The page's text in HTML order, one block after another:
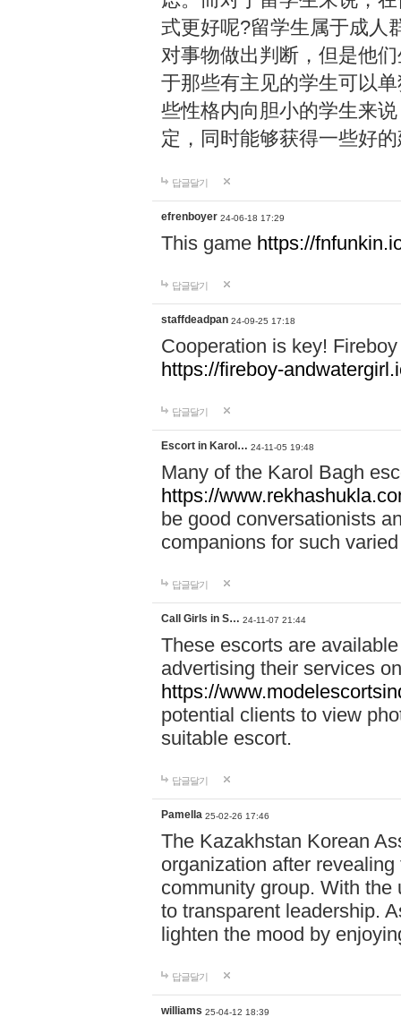
式更好呢?留学生属于成人
对事物做出判断，但是他
于那些有主见的学生可以
些性格内向胆小的学生来
定，同时能够获得一些好
답글달기
efrenboyer 24-06-18 17:29
This game https://
답글달기
staffdeadpan 24-09-25 17:18
Cooperation is key!
https://fireboy-
답글달기
Escort in Karol… 24-11-05 19:48
Many of the Karol Bagh
https://
be good conversationists
companions for such
답글달기
Call Girls in S… 24-11-07 21:44
These escorts are
advertising their services
https://
potential clients to view
suitable escort.
답글달기
Pamella 25-02-26 17:46
The Kazakhstan Korean
organization after
community group. With
to transparent leadership.
lighten the mood by
답글달기
williams 25-04-12 18:39